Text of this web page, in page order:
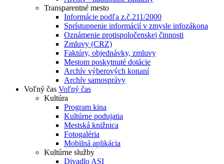
Transparentné mesto
Informácie podľa z.č.211/2000
Sprístupnenie informácií v zmysle infozákona
Oznámenie protispoločenskej činnosti
Zmluvy (CRZ)
Faktúry, objednávky, zmluvy
Mestom poskytnuté dotácie
Archív výberových konaní
Archív samosprávy
Voľný čas Voľný čas
Kultúra
Program kina
Kultúrne podujatia
Mestská knižnica
Fotogaléria
Mobilná aplikácia
Kultúrne služby
Divadlo ASI